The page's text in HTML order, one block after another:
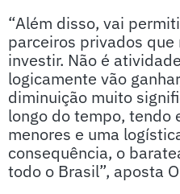
“Além disso, vai
parceiros privados
investir. Não é
logicamente vão
diminuição muito
longo do tempo, tendo
menores e uma
consequência, o
todo o Brasil”, aposta